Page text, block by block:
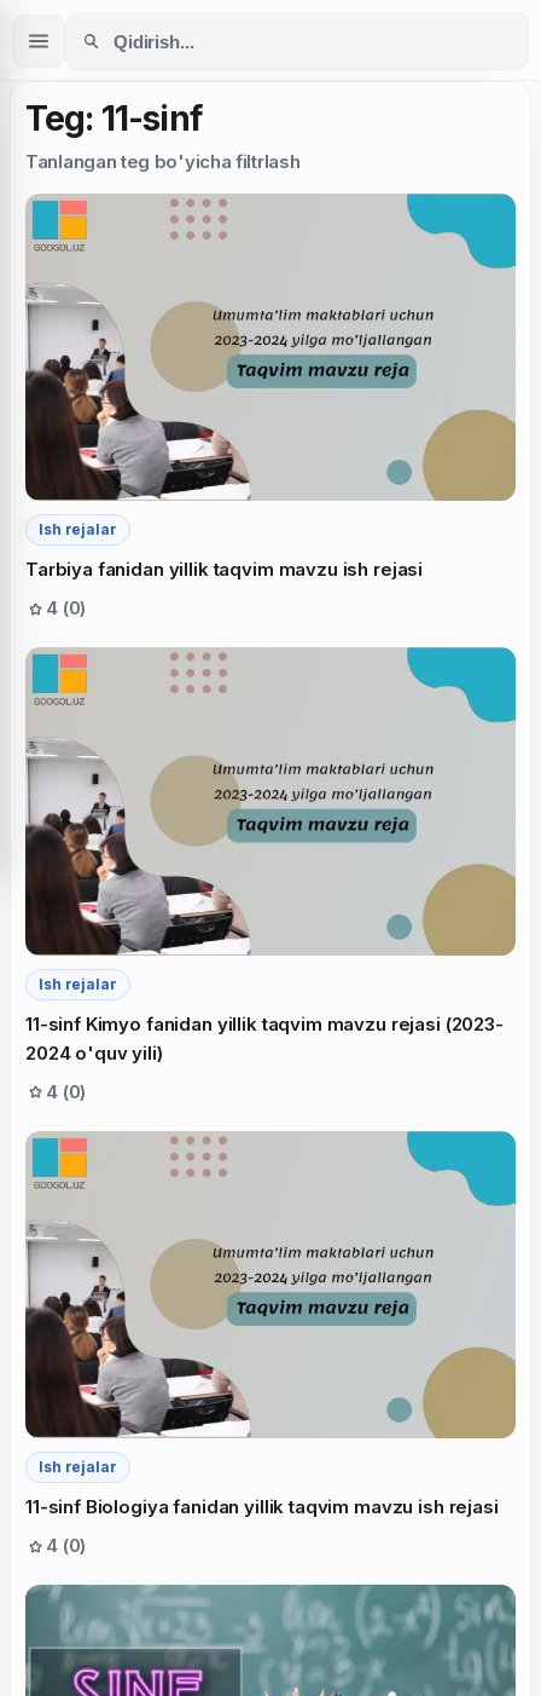
Teg: 11-sinf
Tanlangan teg bo'yicha filtrlash
Ish rejalar
Tarbiya fanidan yillik taqvim mavzu ish rejasi
4 (0)
Ish rejalar
11-sinf Kimyo fanidan yillik taqvim mavzu rejasi (2023-
2024 o'quv yili)
4 (0)
Ish rejalar
11-sinf Biologiya fanidan yillik taqvim mavzu ish rejasi
4 (0)